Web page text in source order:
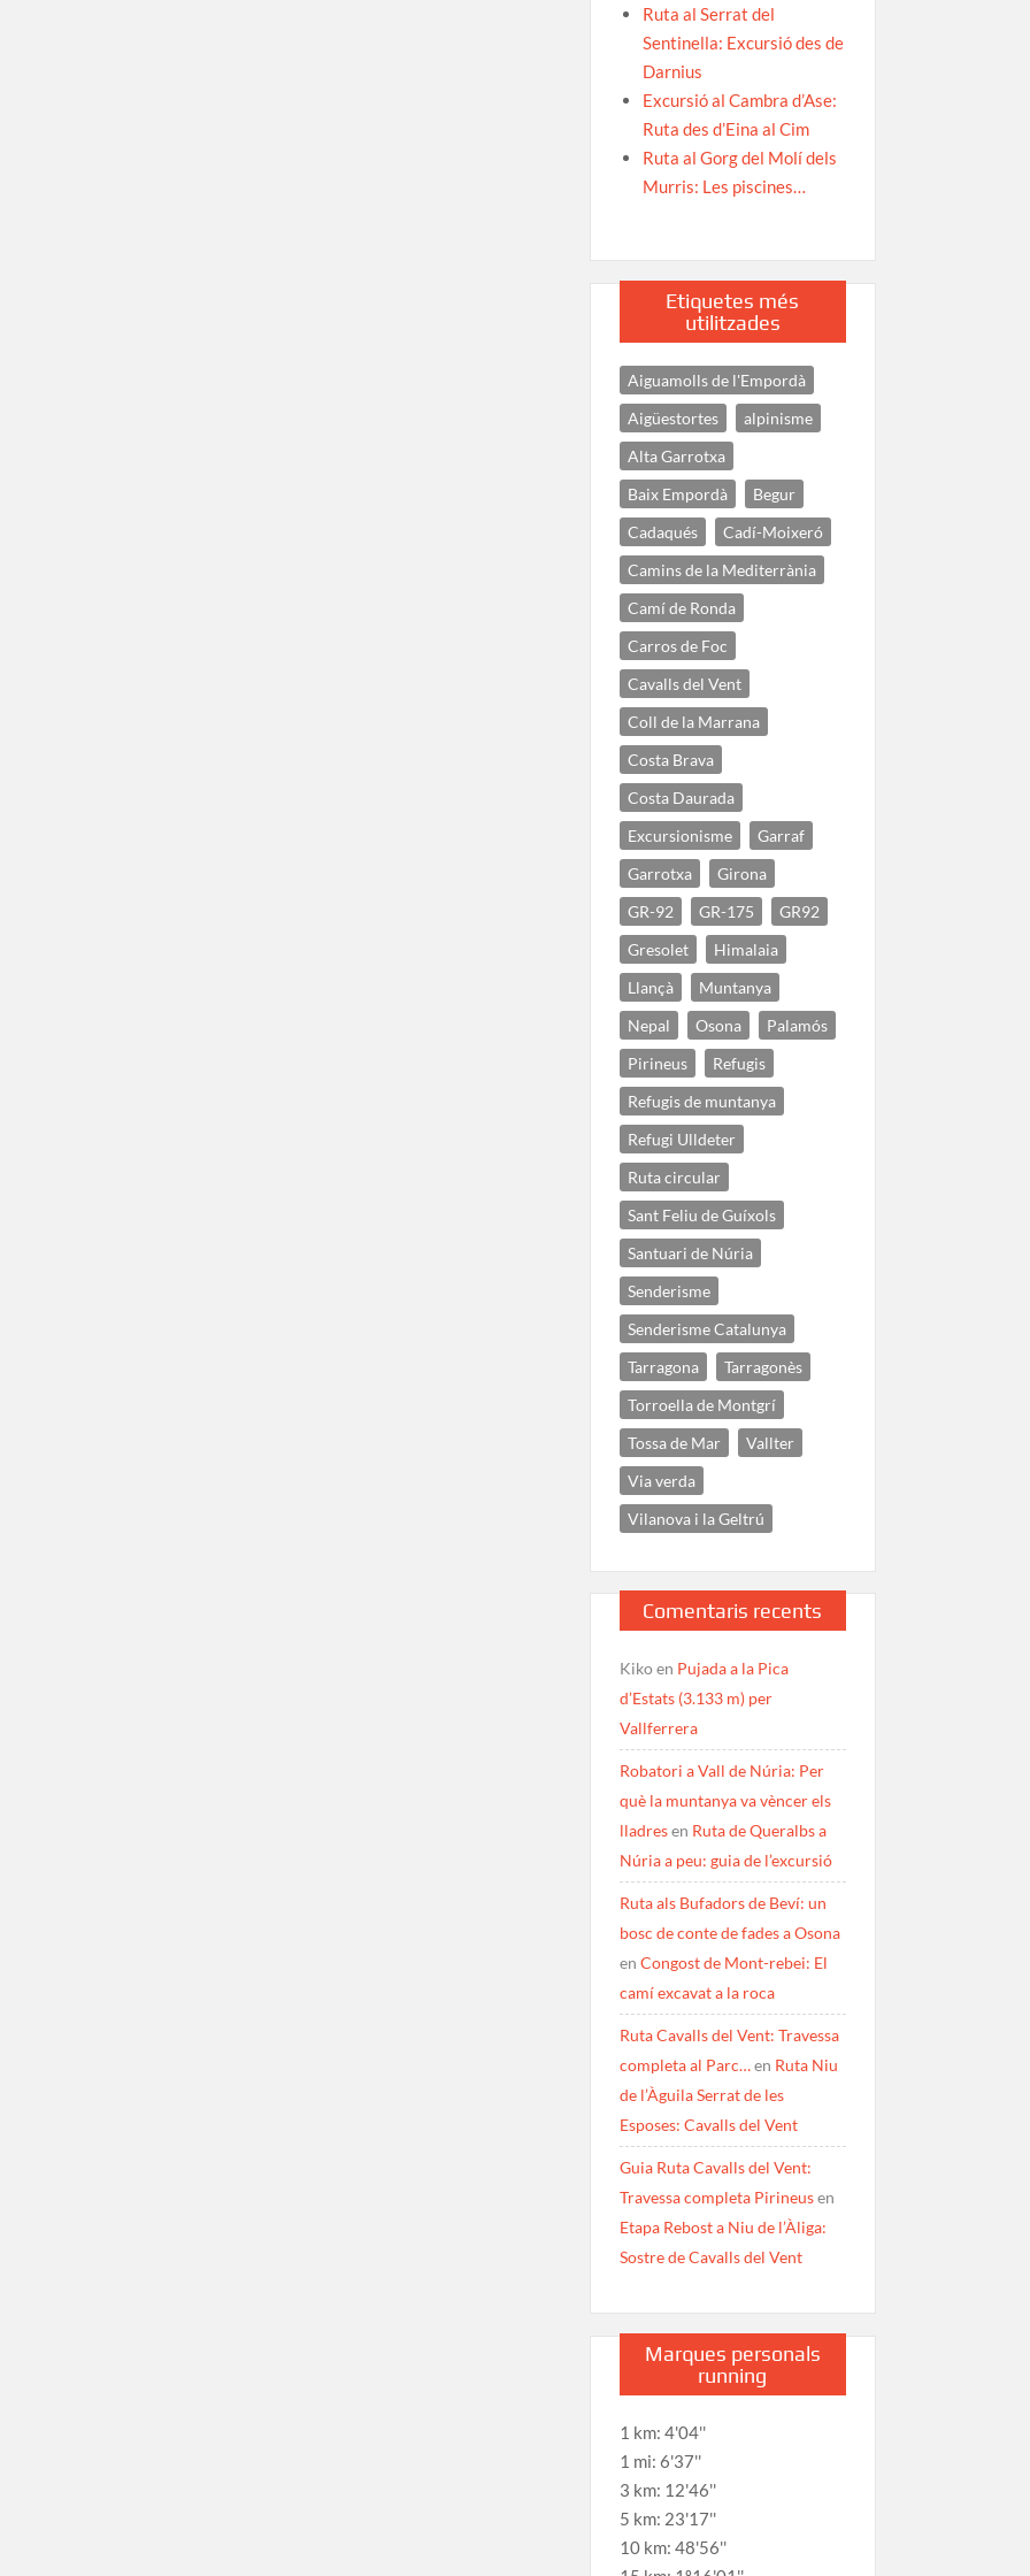
Ruta al Serrat del
Sentinella: Excursió des de
Darnius
Excursió al Cambra d’Ase:
Ruta des d’Eina al Cim
Ruta al Gorg del Molí dels
Murris: Les piscines…
Etiquetes més
utilitzades
Aiguamolls de l'Empordà
Aigüestortes
alpinisme
Alta Garrotxa
Baix Empordà
Begur
Cadaqués
Cadí-Moixeró
Camins de la Mediterrània
Camí de Ronda
Carros de Foc
Cavalls del Vent
Coll de la Marrana
Costa Brava
Costa Daurada
Excursionisme
Garraf
Garrotxa
Girona
GR-92
GR-175
GR92
Gresolet
Himalaia
Llançà
Muntanya
Nepal
Osona
Palamós
Pirineus
Refugis
Refugis de muntanya
Refugi Ulldeter
Ruta circular
Sant Feliu de Guíxols
Santuari de Núria
Senderisme
Senderisme Catalunya
Tarragona
Tarragonès
Torroella de Montgrí
Tossa de Mar
Vallter
Via verda
Vilanova i la Geltrú
Comentaris recents
Kikoen Pujada a la Pica
d’Estats (3.133 m) per
Vallferrera
Robatori a Vall de Núria: Per
què la muntanya va vèncer els
lladresen Ruta de Queralbs a
Núria a peu: guia de l’excursió
Ruta als Bufadors de Beví: un
bosc de conte de fades a Osona
en Congost de Mont-rebei: El
camí excavat a la roca
Ruta Cavalls del Vent: Travessa
completa al Parc…en Ruta Niu
de l’Àguila Serrat de les
Esposes: Cavalls del Vent
Guia Ruta Cavalls del Vent:
Travessa completa Pirineusen
Etapa Rebost a Niu de l’Àliga:
Sostre de Cavalls del Vent
Marques personals
running
1 km: 4'04''
1 mi: 6'37''
3 km: 12'46''
5 km: 23'17''
10 km: 48'56''